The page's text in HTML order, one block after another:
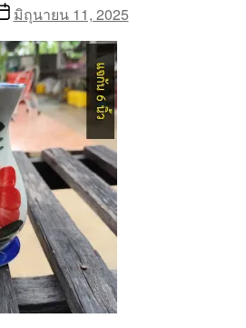
มิถุนายน 11, 2025